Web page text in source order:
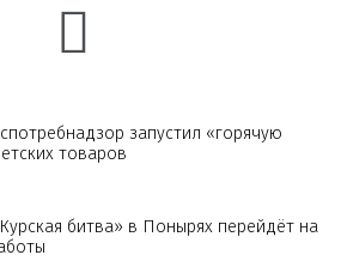
запустил «горячую
товаров
битва» в Понырях перейдёт на